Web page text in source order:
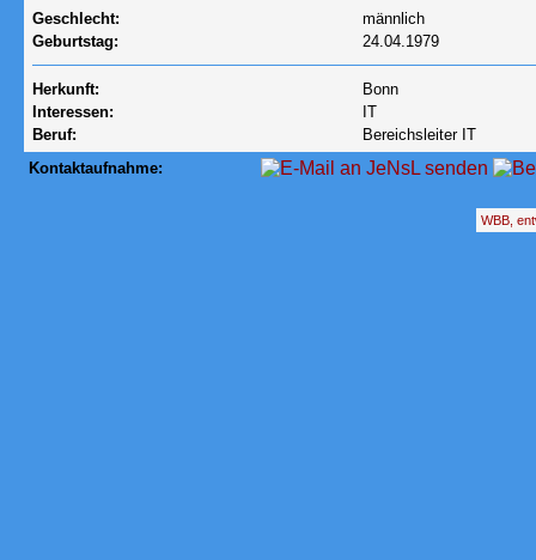
Geschlecht:
männlich
Geburtstag:
24.04.1979
Herkunft:
Bonn
Interessen:
IT
Beruf:
Bereichsleiter IT
Kontaktaufnahme:
WBB,